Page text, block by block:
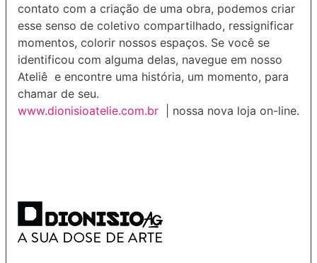
contato com a criação de uma obra, podemos criar
esse senso de coletivo compartilhado, ressignificar
momentos, colorir nossos espaços. Se você se
identificou com alguma delas, navegue em nosso
Ateliê e encontre uma história, um momento, para
chamar de seu.
www.dionisioatelie.com.br | nossa nova loja on-line.